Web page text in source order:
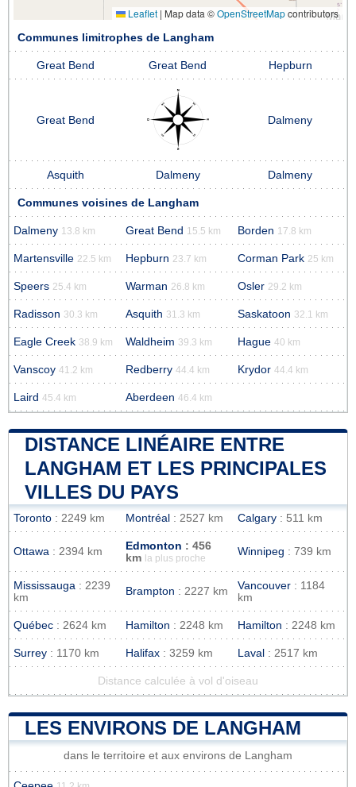
Leaflet | Map data ©OpenStreetMapcontributors
Communes limitrophes de Langham
Great Bend Great Bend Hepburn
Great Bend Dalmeny
Asquith Dalmeny Dalmeny
Communes voisines de Langham
Dalmeny 13.8 km Great Bend 15.5 km Borden 17.8 km
Martensville 22.5 km Hepburn 23.7 km Corman Park 25 km
Speers 25.4 km Warman 26.8 km Osler 29.2 km
Radisson 30.3 km Asquith 31.3 km Saskatoon 32.1 km
Eagle Creek 38.9 km Waldheim 39.3 km Hague 40 km
Vanscoy 41.2 km Redberry 44.4 km Krydor 44.4 km
Laird 45.4 km Aberdeen 46.4 km
DISTANCE LINÉAIRE ENTRE
LANGHAM ET LES PRINCIPALES
VILLES DU PAYS
Toronto : 2249 km Montréal : 2527 km Calgary : 511 km
Ottawa : 2394 km Edmonton : 456
km
la plus proche
Winnipeg : 739 km
Mississauga : 2239
km
Brampton : 2227 km Vancouver : 1184
km
Québec : 2624 km Hamilton : 2248 km Hamilton : 2248 km
Surrey : 1170 km Halifax : 3259 km Laval : 2517 km
Distance calculée à vol d'oiseau
LES ENVIRONS DE LANGHAM
dans le territoire et aux environs de Langham